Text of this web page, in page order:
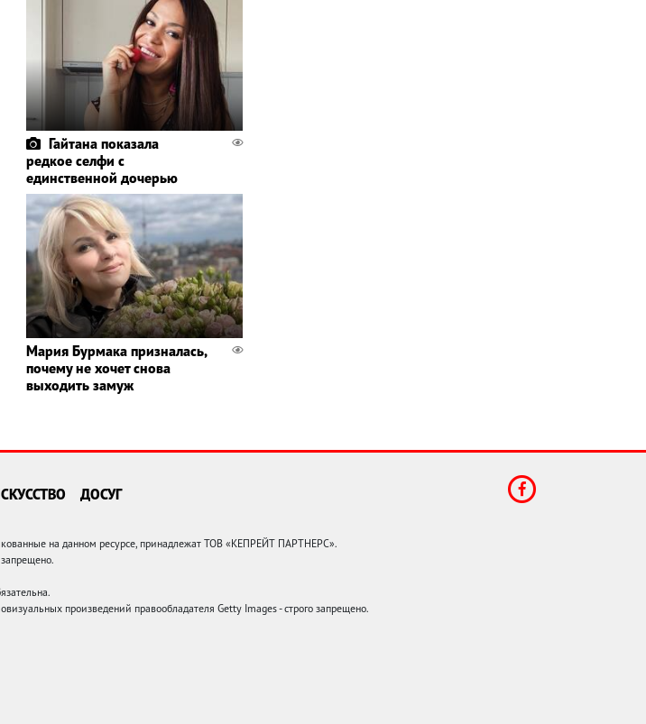
Гайтана показала
редкое селфи с
единственной дочерью
Мария Бурмака призналась,
почему не хочет снова
выходить замуж
ДОСУГ
на данном ресурсе, принадлежат ТОВ «КЕПРЕЙТ ПАРТНЕРС».
произведений правообладателя Getty Images - строго запрещено.